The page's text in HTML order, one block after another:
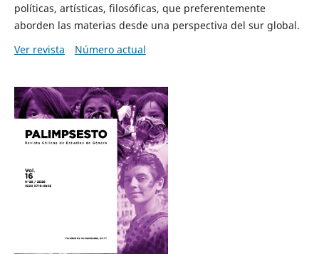
políticas, artísticas, filosóficas, que preferentemente
aborden las materias desde una perspectiva del sur global.
Ver revista
Número actual